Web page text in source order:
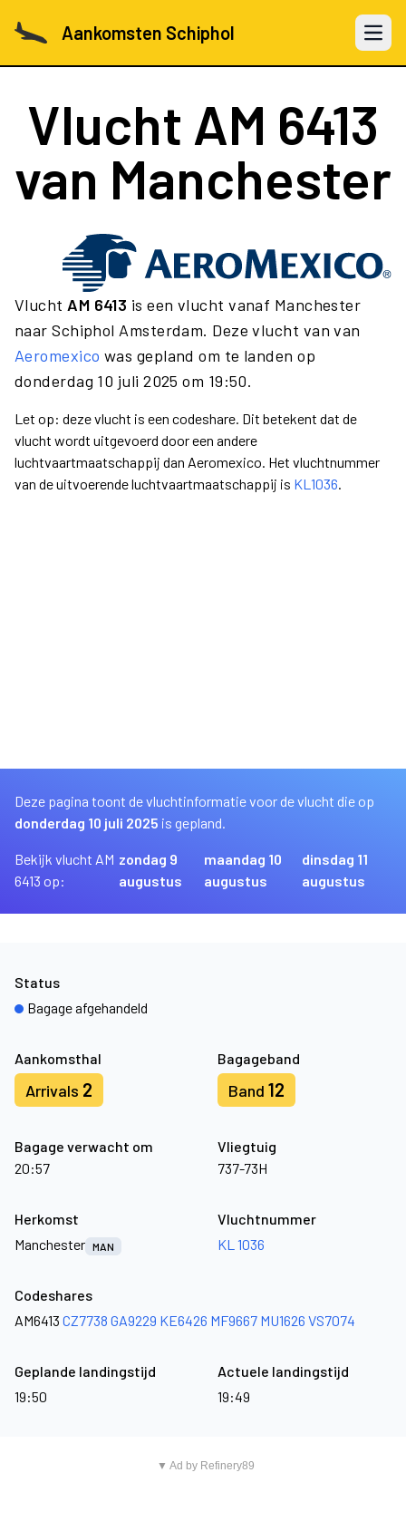
Aankomsten Schiphol Open
Vlucht AM 6413
van Manchester
Vlucht AM 6413 is een vlucht vanaf Manchester
naar Schiphol Amsterdam. Deze vlucht van van
Aeromexico was gepland om te landen op
donderdag 10 juli 2025 om 19:50.
Let op: deze vlucht is een codeshare. Dit betekent dat de
vlucht wordt uitgevoerd door een andere
luchtvaartmaatschappij dan Aeromexico. Het vluchtnummer
van de uitvoerende luchtvaartmaatschappij is KL1036.
Deze pagina toont de vluchtinformatie voor de vlucht die op
donderdag 10 juli 2025 is gepland.
Bekijk vlucht AM
6413 op:
zondag 9
augustus
maandag 10
augustus
dinsdag 11
augustus
Aankomsthal
Arrivals 2
Bagageband
Band 12
Bagage verwacht om
20:57
Vliegtuig
737-73H
Status
Bagage afgehandeld
Herkomst
Manchester MAN
Vluchtnummer
KL 1036
Codeshares
AM6413 CZ7738 GA9229 KE6426 MF9667 MU1626 VS7074
Geplande landingstijd
19:50
Actuele landingstijd
19:49
▼ Ad by Refinery89